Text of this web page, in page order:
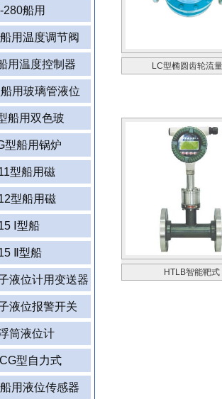
280船用
用温度调节阀
用温度控制器
用玻璃管液位
船用双色玻
型船用锅炉
型船用磁
型船用磁
Ⅰ型船
Ⅱ型船
液位计用变送器
液位报警开关
筒液位计
型自力式
用液位传感器
LC型椭圆齿轮流
HTLB智能靶式